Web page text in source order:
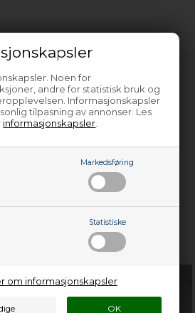
Noen for
andre for statistisk bruk og
Informasjonskapsler
tilpasning av annonser. Les
informasjonskapsler
Markedsføring
Statistiske
om informasjonskapsler
produkter